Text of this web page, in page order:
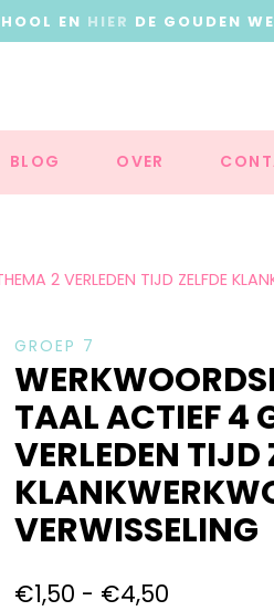
EN HIER DE GOUDEN
BLOG OVER
2 VERLEDEN TIJD ZELFDE
GROEP 7
TAAL ACTIEF 4
VERLEDEN TIJD
VERWISSELING
€1,50 - €4,50